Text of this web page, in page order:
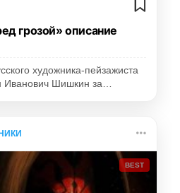
грозой» описание
художника-пейзажиста
Иванович Шишкин за…
BEST